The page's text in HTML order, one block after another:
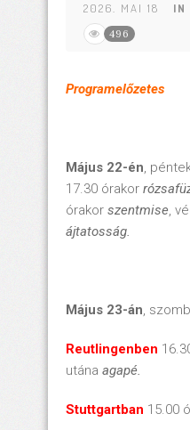
2026. MAI 18 IN
496
Programelőzetes
Május 22-én,
17.30 órakor
órakor szentmise,
ájtatosság.
Május 23-án,
Reutlingenben
utána agapé.
Stuttgartban 15.00